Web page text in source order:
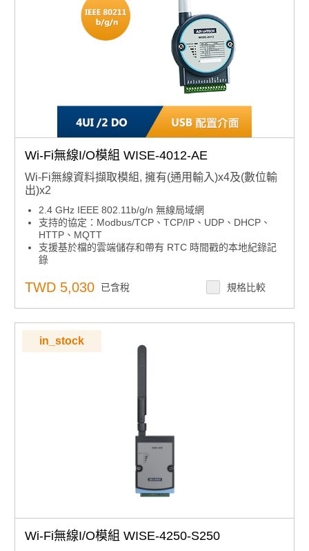
Wi-Fi無線I/O模組 WISE-4012-AE
Wi-Fi無線資料擷取模組, 擁有(通用輸入)x4及(數位輸
出)x2
2.4 GHz IEEE 802.11b/g/n 無線局域網
支持的協定：Modbus/TCP、TCP/IP、UDP、DHCP、
HTTP、MQTT
支援基於檔的雲端儲存和帶有 RTC 時間戳的本地紀錄記
錄
直接由行動裝置配置，無需安裝軟體或應用程式
TWD 5,030 已含稅 規格比較
in_stock
Wi-Fi無線I/O模組 WISE-4250-S250